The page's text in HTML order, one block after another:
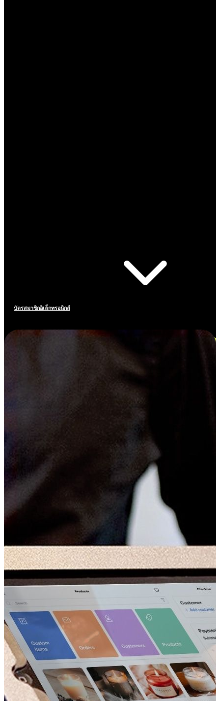
บัตรสมาชิกอิเล็กทรอนิกส์